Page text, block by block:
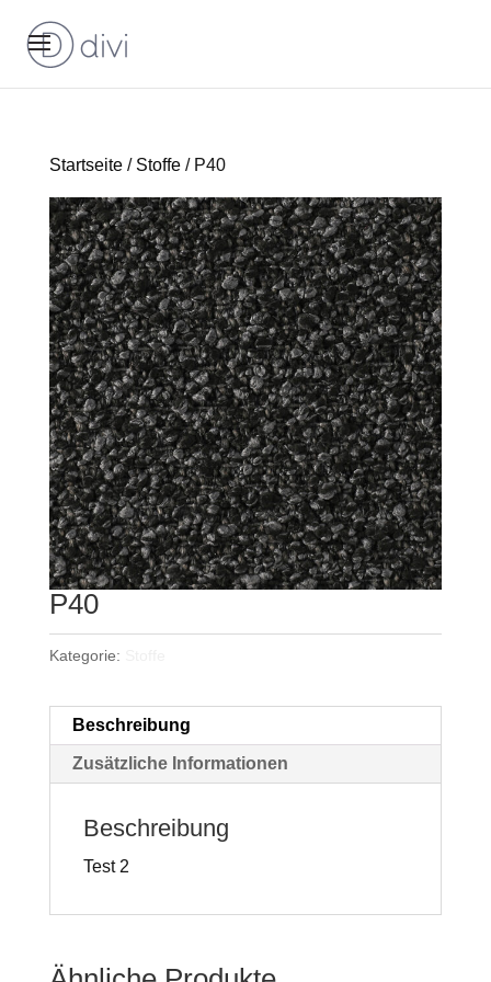
Startseite/ Stoffe/ P40
P40
Kategorie:
Beschreibung
Zusätzliche Informationen
Beschreibung
Test 2